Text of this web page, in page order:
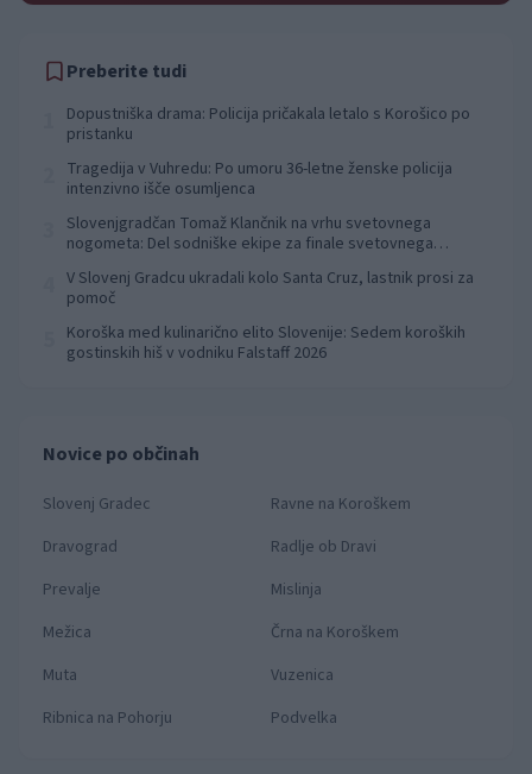
Preberite tudi
Dopustniška drama: Policija pričakala letalo s Korošico po
pristanku
Tragedija v Vuhredu: Po umoru 36-letne ženske policija
intenzivno išče osumljenca
Slovenjgradčan Tomaž Klančnik na vrhu svetovnega
nogometa: Del sodniške ekipe za finale svetovnega
V Slovenj Gradcu ukradali kolo Santa Cruz, lastnik prosi za
pomoč
Koroška med kulinarično elito Slovenije: Sedem koroških
gostinskih hiš v vodniku Falstaff 2026
Novice po občinah
Slovenj Gradec
Ravne na Koroškem
Dravograd
Radlje ob Dravi
Prevalje
Mislinja
Mežica
Črna na Koroškem
Muta
Vuzenica
Ribnica na Pohorju
Podvelka